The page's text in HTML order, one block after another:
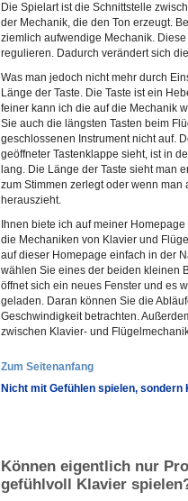
Die Spielart ist die Schnittstelle
der Mechanik, die den Ton erzeugt.
ziemlich aufwendige Mechanik.
regulieren. Dadurch verändert sich
Was man jedoch nicht mehr durch
Länge der Taste. Die Taste ist ein
feiner kann ich die auf die Mechanik
Sie auch die längsten Tasten beim
geschlossenen Instrument nicht auf.
geöffneter Tastenklappe sieht, ist in
lang. Die Länge der Taste sieht man
zum Stimmen zerlegt oder wenn
herauszieht.
Ihnen biete ich auf meiner Homepage
die Mechaniken von Klavier und
auf dieser Homepage einfach in der
wählen Sie eines der beiden kleinen
öffnet sich ein neues Fenster und es
geladen. Daran können Sie die
Geschwindigkeit betrachten.
zwischen Klavier- und
Zum Seitenanfang
Nicht mit Gefühlen spielen,
Können eigentlich nur
gefühlvoll Klavier